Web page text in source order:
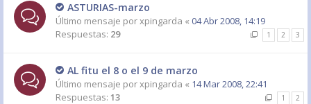
ASTURIAS-marzo
Último mensaje porxpingarda « 04 Abr 2008, 14:19
Respuestas: 29 1 2 3
AL fitu el 8 o el 9 de marzo
Último mensaje porxpingarda « 14 Mar 2008, 22:41
Respuestas: 13 1 2